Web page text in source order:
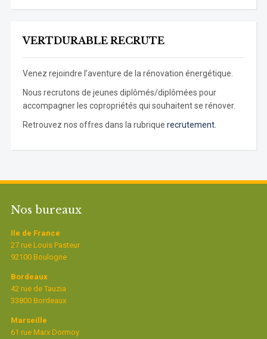
VERTDURABLE RECRUTE
Venez rejoindre l’aventure de la rénovation énergétique.
Nous recrutons de jeunes diplômés/diplômées pour
accompagner les copropriétés qui souhaitent se rénover.
Retrouvez nos offres dans la rubrique recrutement.
Nos bureaux
Ile de France
27 rue Louis Pasteur
92100 Boulogne
Bordeaux
42 rue de Tauzia
33800 Bordeaux
Marseille
61 rue Marx Dormoy